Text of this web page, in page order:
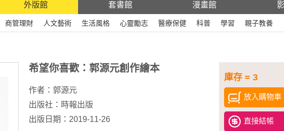
外版館 套書館 漫畫館
商管理財 人文藝術 生活風格 心靈勵志 醫療保健 科普 學習 親子教養
庫存 = 3
放入購物車
直接結帳
希望你喜歡：郭源元創作繪本
作者： 郭源元
出版社： 時報出版
出版日期：2019-11-26